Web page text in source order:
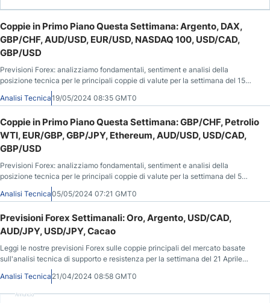
Coppie in Primo Piano Questa Settimana: Argento, DAX,
GBP/CHF, AUD/USD, EUR/USD, NASDAQ 100, USD/CAD,
GBP/USD
Previsioni Forex: analizziamo fondamentali, sentiment e analisi della
posizione tecnica per le principali coppie di valute per la settimana del 15
Analisi Tecnica19/05/2024 08:35 GMT0
Coppie in Primo Piano Questa Settimana: GBP/CHF, Petrolio
WTI, EUR/GBP, GBP/JPY, Ethereum, AUD/USD, USD/CAD,
GBP/USD
Previsioni Forex: analizziamo fondamentali, sentiment e analisi della
posizione tecnica per le principali coppie di valute per la settimana del 5
Analisi Tecnica05/05/2024 07:21 GMT0
Previsioni Forex Settimanali: Oro, Argento, USD/CAD,
AUD/JPY, USD/JPY, Cacao
Leggi le nostre previsioni Forex sulle coppie principali del mercato basate
sull'analisi tecnica di supporto e resistenza per la settimana del 21 Aprile
Analisi Tecnica 21/04/2024 08:58 GMT0
Annuncio